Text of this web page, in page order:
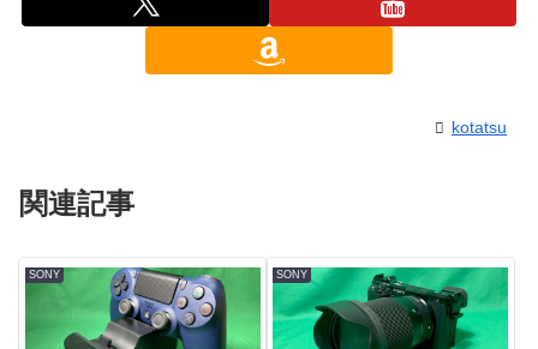
kotatsu
関連記事
SONY SONY